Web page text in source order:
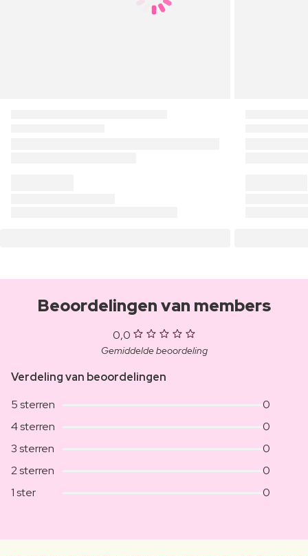
Beoordelingen van members
0,0
Gemiddelde beoordeling
Verdeling van beoordelingen
5 sterren
0
4 sterren
0
3 sterren
0
2 sterren
0
1 ster
0